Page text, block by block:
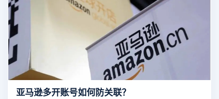
亚马逊多开账号如何防关联？